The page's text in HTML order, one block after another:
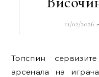
11/02/2026
Топспин сервизите са мощно оръжие в
арсенала на